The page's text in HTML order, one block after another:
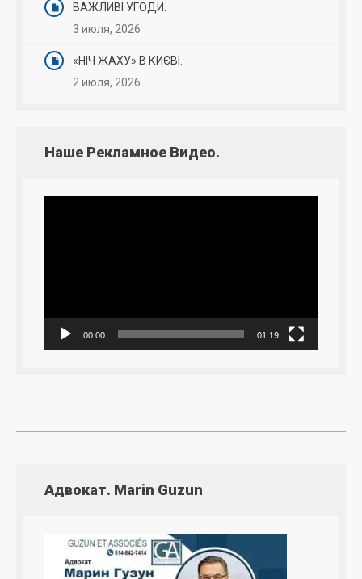
ВАЖЛИВІ УГОДИ.
3 июля, 2026
«НІЧ ЖАХУ» В КИЄВІ.
2 июля, 2026
Наше Рекламное Видео.
00:00 01:19
Адвокат. Marin Guzun